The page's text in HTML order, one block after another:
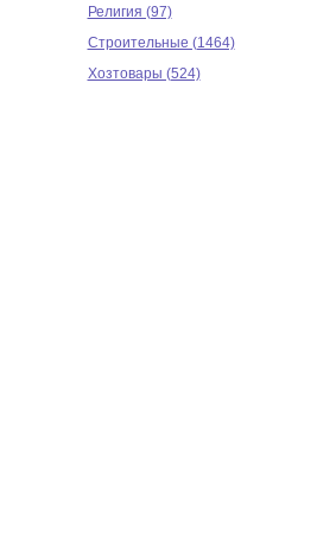
Религия (97)
Строительные (1464)
Хозтовары (524)